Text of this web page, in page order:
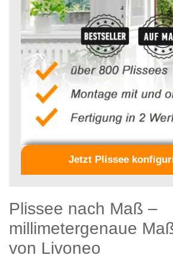
Jetzt Plissee
Plissee nach Maß –
millimetergenaue
von Livoneo